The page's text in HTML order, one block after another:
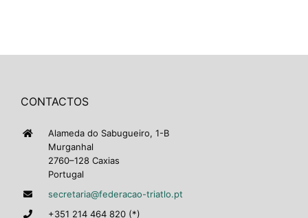
CONTACTOS
Alameda do Sabugueiro, 1-B
Murganhal
2760–128 Caxias
Portugal
secretaria@federacao-triatlo.pt
+351 214 464 820 (*)